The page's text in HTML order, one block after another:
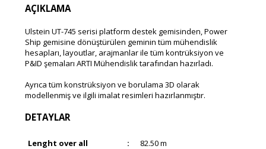
AÇIKLAMA
Ulstein UT-745 serisi platform destek gemisinden, Power
Ship gemisine dönüştürülen geminin tüm mühendislik
hesapları, layoutlar, arajmanlar ile tüm kontrüksiyon ve
P&ID şemaları ARTI Mühendislik tarafından hazırladı.
Ayrıca tüm konstrüksiyon ve borulama 3D olarak
modellenmiş ve ilgili imalat resimleri hazırlanmıştır.
DETAYLAR
Lenght over all : 82.50 m